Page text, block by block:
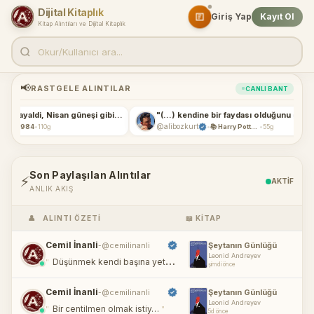
Dijital Kitaplık
Kitap Alıntıları ve Dijital Kitaplık
Giriş Yap Kayıt Ol
📢RASTGELE ALINTILAR CANLI BANT
"Beyhude bir hayaldi, Nisan güneşi gibi …" "(...) kendine bir faydası olduğunu görme…"
@alibozkurt • 📚 Harry Potter ve Azkaban Tutsağı •55g
⚡Son Paylaşılan Alıntılar
ANLIK AKIŞ
AKTİF
👤 ALINTI ÖZETI 📖 KITAP
Cemil İnanli-@cemilinanli
" Düşünmek kendi başına yet…
Şeytanın Günlüğü
Leonid Andreyev
şimdi önce
Cemil İnanli-@cemilinanli
" Bir centilmen olmak istiy… "
Şeytanın Günlüğü
Leonid Andreyev
5d önce